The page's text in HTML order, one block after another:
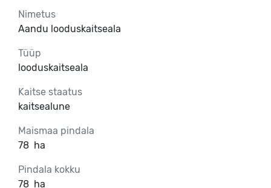
Nimetus
Aandu looduskaitseala
Tüüp
looduskaitseala
Kaitse staatus
kaitsealune
Maismaa pindala
78 ha
Pindala kokku
78 ha